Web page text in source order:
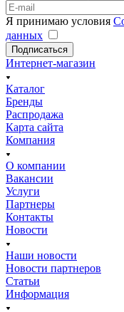
Я принимаю условия
данных
Подписаться
Интернет-магазин
Каталог
Бренды
Распродажа
Карта сайта
Компания
О компании
Вакансии
Услуги
Партнеры
Контакты
Новости
Наши новости
Новости партнеров
Статьи
Информация